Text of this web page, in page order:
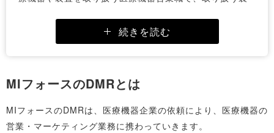
医療機器は使用方法や導入後のフォローが重要であるた
め、DMRには製品の実演やトレーニングの実施といった
また、医療機器は治療現場で直接使用されるため、医療
従事者に対して機能性や安全性を的確に伝える高度な専
門知識とスキルが必要です。
続きを読む
MIフォースのDMRとは
MIフォースのDMRは、医療機器企業の依頼により、医療機器の
営業・マーケティング業務に携わっていきます。